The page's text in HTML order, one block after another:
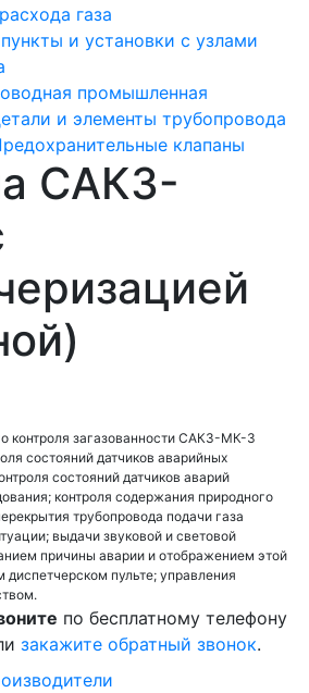
газа
и установки с узлами
промышленная
и элементы трубопровода
клапаны
САКЗ-
контроля загазованности САКЗ-МК-3
состояний датчиков аварийных
состояний датчиков аварий
контроля содержания природного
трубопровода подачи газа
выдачи звуковой и световой
причины аварии и отображением этой
пульте; управления
по бесплатному телефону
закажите обратный звонок.